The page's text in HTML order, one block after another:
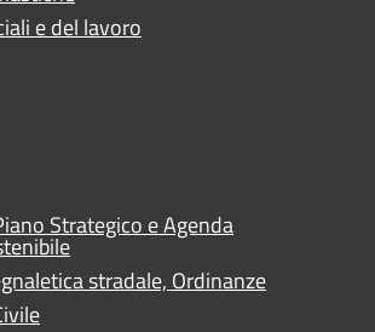
e del lavoro
Strategico e Agenda
stradale, Ordinanze